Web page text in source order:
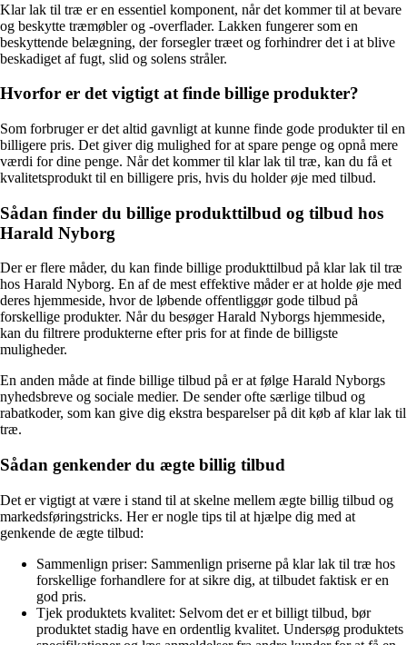
Klar lak til træ er en essentiel komponent, når det kommer til at bevare
og beskytte træmøbler og -overflader. Lakken fungerer som en
beskyttende belægning, der forsegler træet og forhindrer det i at blive
beskadiget af fugt, slid og solens stråler.
Hvorfor er det vigtigt at finde billige produkter?
Som forbruger er det altid gavnligt at kunne finde gode produkter til en
billigere pris. Det giver dig mulighed for at spare penge og opnå mere
værdi for dine penge. Når det kommer til klar lak til træ, kan du få et
kvalitetsprodukt til en billigere pris, hvis du holder øje med tilbud.
Sådan finder du billige produkttilbud og tilbud hos
Harald Nyborg
Der er flere måder, du kan finde billige produkttilbud på klar lak til træ
hos Harald Nyborg. En af de mest effektive måder er at holde øje med
deres hjemmeside, hvor de løbende offentliggør gode tilbud på
forskellige produkter. Når du besøger Harald Nyborgs hjemmeside,
kan du filtrere produkterne efter pris for at finde de billigste
muligheder.
En anden måde at finde billige tilbud på er at følge Harald Nyborgs
nyhedsbreve og sociale medier. De sender ofte særlige tilbud og
rabatkoder, som kan give dig ekstra besparelser på dit køb af klar lak til
træ.
Sådan genkender du ægte billig tilbud
Det er vigtigt at være i stand til at skelne mellem ægte billig tilbud og
markedsføringstricks. Her er nogle tips til at hjælpe dig med at
genkende de ægte tilbud:
Sammenlign priser: Sammenlign priserne på klar lak til træ hos
forskellige forhandlere for at sikre dig, at tilbudet faktisk er en
god pris.
Tjek produktets kvalitet: Selvom det er et billigt tilbud, bør
produktet stadig have en ordentlig kvalitet. Undersøg produktets